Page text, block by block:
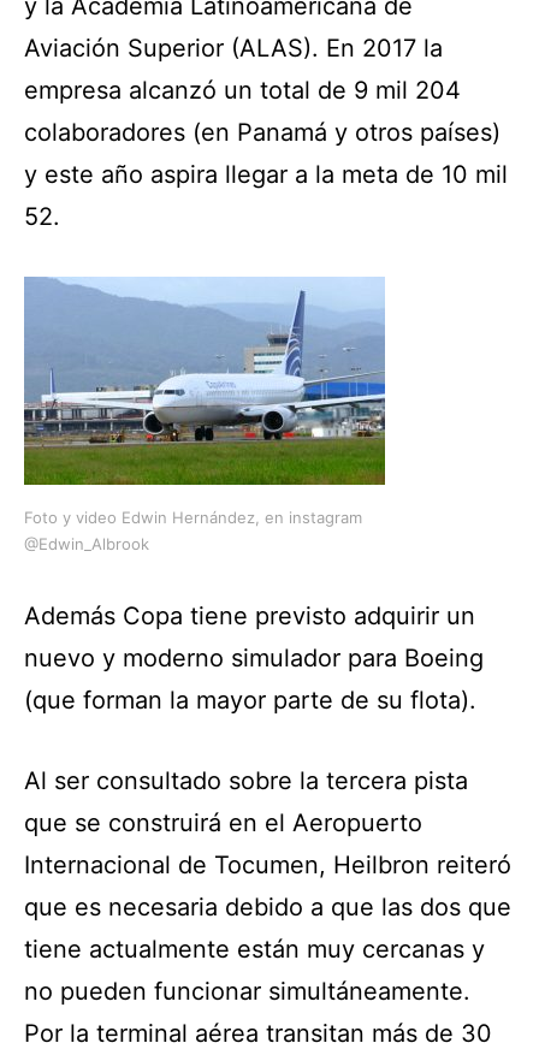
Aviación Superior (ALAS). En 2017 la
empresa alcanzó un total de 9 mil 204
colaboradores (en Panamá y otros países)
y este año aspira llegar a la meta de 10 mil
52.
Foto y video Edwin Hernández, en instagram
@Edwin_Albrook
Además Copa tiene previsto adquirir un
nuevo y moderno simulador para Boeing
(que forman la mayor parte de su flota).
Al ser consultado sobre la tercera pista
que se construirá en el Aeropuerto
Internacional de Tocumen, Heilbron reiteró
que es necesaria debido a que las dos que
tiene actualmente están muy cercanas y
no pueden funcionar simultáneamente.
Por la terminal aérea transitan más de 30